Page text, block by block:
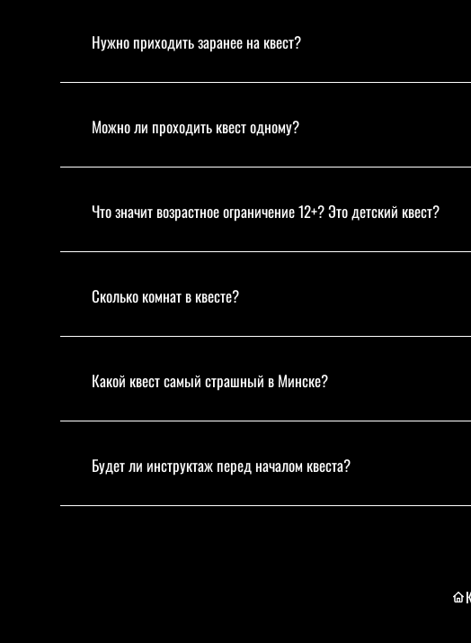
Нужно приходить заранее на квест?
Можно ли проходить квест одному?
Что значит возрастное ограничение 12+? Это детский квест?
Сколько комнат в квесте?
Какой квест самый страшный в Минске?
Будет ли инструктаж перед началом квеста?